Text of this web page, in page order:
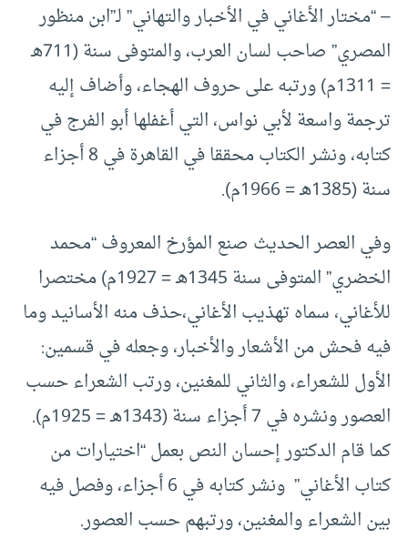
– “مختار الأغاني في الأخبار والتهاني” لـ”ابن منظور
المصري” صاحب لسان العرب، والمتوفى سنة (711هـ
= 1311م) ورتبه على حروف الهجاء، وأضاف إليه
ترجمة واسعة لأبي نواس، التي أغفلها أبو الفرج في
كتابه، ونشر الكتاب محققا في القاهرة في 8 أجزاء
سنة (1385هـ = 1966م).
وفي العصر الحديث صنع المؤرخ المعروف “محمد
الخضري” المتوفى سنة 1345هـ = 1927م) مختصرا
للأغاني، سماه تهذيب الأغاني،حذف منه الأسانيد وما
فيه فحش من الأشعار والأخبار، وجعله في قسمين:
الأول للشعراء، والثاني للمغنين، ورتب الشعراء حسب
العصور ونشره في 7 أجزاء سنة (1343هـ = 1925م).
كما قام الدكتور إحسان النص بعمل “اختيارات من
كتاب الأغاني” ونشر كتابه في 6 أجزاء، وفصل فيه
بين الشعراء والمغنين، ورتبهم حسب العصور.